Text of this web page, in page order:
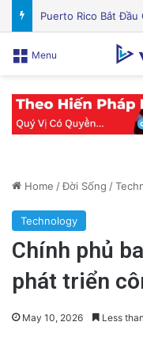
Menu
Home /Đời Sống /
Technology
Chính phủ
phát triển
May 10, 2026 Less